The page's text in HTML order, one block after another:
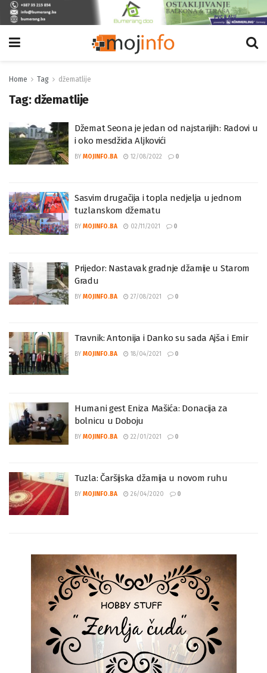
Home Tag džematlije
Tag: džematlije
Džemat Seona je jedan od najstarijih: Radovi u
i oko mesdžida Aljkovići
BY MOJINFO.BA 12/08/2022 0
Sasvim drugačija i topla nedjelja u jednom
tuzlanskom džematu
BY MOJINFO.BA 02/11/2021 0
Prijedor: Nastavak gradnje džamije u Starom
Gradu
BY MOJINFO.BA 27/08/2021 0
Travnik: Antonija i Danko su sada Ajša i Emir
BY MOJINFO.BA 18/04/2021 0
Humani gest Eniza Mašića: Donacija za
bolnicu u Doboju
BY MOJINFO.BA 22/01/2021 0
Tuzla: Čaršijska džamija u novom ruhu
BY MOJINFO.BA 26/04/2020 0